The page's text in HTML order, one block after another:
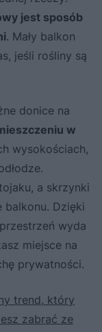
jest sposób
. Mały balkon
jeśli rośliny są
donice na
w
wysokościach,
a skrzynki
balkonu. Dzięki
wyda
miejsce na
prywatności.
trend, który
zabrać ze